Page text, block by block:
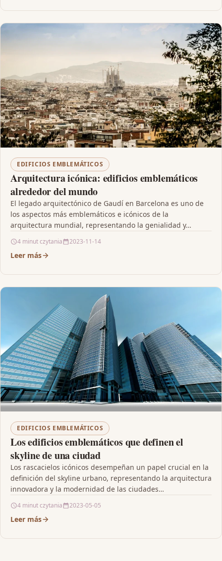
EDIFICIOS EMBLEMÁTICOS
Arquitectura icónica: edificios emblemáticos
alrededor del mundo
El legado arquitectónico de Gaudí en Barcelona es uno de
los aspectos más emblemáticos e icónicos de la
arquitectura mundial, representando la genialidad y…
4 minut czytania 2023-11-14
Leer más
EDIFICIOS EMBLEMÁTICOS
Los edificios emblemáticos que definen el
skyline de una ciudad
Los rascacielos icónicos desempeñan un papel crucial en la
definición del skyline urbano, representando la arquitectura
innovadora y la modernidad de las ciudades
4 minut czytania 2023-05-05
Leer más